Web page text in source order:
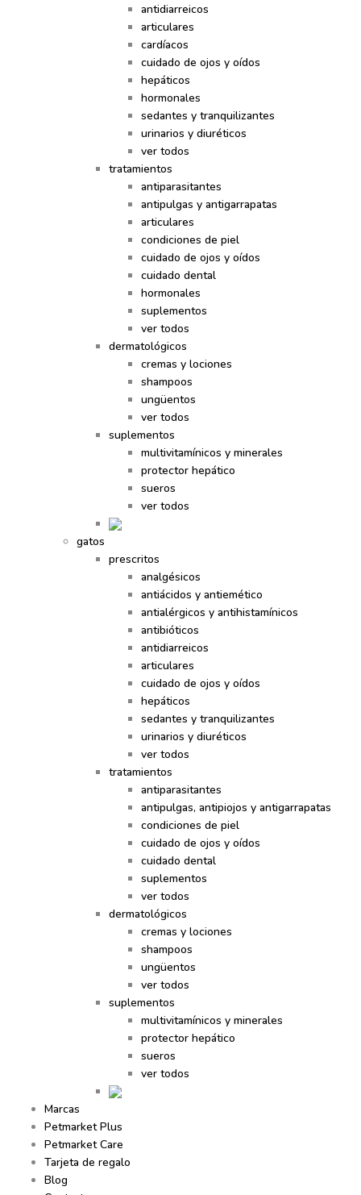
antidiarreicos
articulares
cardíacos
cuidado de ojos y oídos
hepáticos
hormonales
sedantes y tranquilizantes
urinarios y diuréticos
ver todos
tratamientos
antiparasitantes
antipulgas y antigarrapatas
articulares
condiciones de piel
cuidado de ojos y oídos
cuidado dental
hormonales
suplementos
ver todos
dermatológicos
cremas y lociones
shampoos
ungüentos
ver todos
suplementos
multivitamínicos y minerales
protector hepático
sueros
ver todos
gatos
prescritos
analgésicos
antiácidos y antiemético
antialérgicos y antihistamínicos
antibióticos
antidiarreicos
articulares
cuidado de ojos y oídos
hepáticos
sedantes y tranquilizantes
urinarios y diuréticos
ver todos
tratamientos
antiparasitantes
antipulgas, antipiojos y antigarrapatas
condiciones de piel
cuidado de ojos y oídos
cuidado dental
suplementos
ver todos
dermatológicos
cremas y lociones
shampoos
ungüentos
ver todos
suplementos
multivitamínicos y minerales
protector hepático
sueros
ver todos
Marcas
Petmarket Plus
Petmarket Care
Tarjeta de regalo
Blog